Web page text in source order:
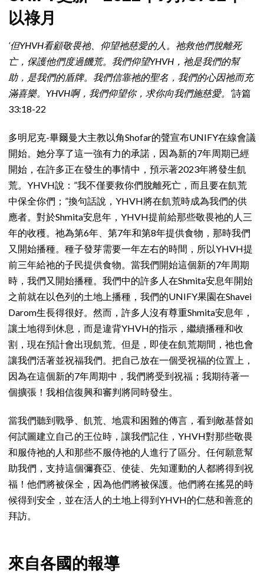
以祿月
‘但YHVH看顧敬畏祂、仰望祂慈愛的人。祂救他們脫離死
亡，保護他們度過饑荒。我們仰望YHVH，祂是我們的幫
助，是我們的盾牌。我們信靠祂的聖名，我們的心因祂而充
滿喜樂。YHVH啊，我們仰望你，求你向我們施慈愛。’詩篇
33:18-22
多明尼克-畢爾曼大主教以角Shofar的聲宣布UNIFY在線會議
開始。她分享了這一強有力的承諾，因為新的7年周期已經
開始，在許多正在發生的事情中，預示著2023年將發生飢
荒。YHVH說：”我不僅要救你們脫離死亡，而且要在飢荒
中保全你們；”換句話說，YHVH將在飢荒時成為我們的供
應者。對於Shmita安息年，YHVH提前給那些敬畏祂的人三
年的收穫。祂為第6年、第7年和第8年提供食物，那時我們
又開始播種。種子發芽需要一年左右的時間，所以YHVH提
前三年給祂的子民提供食物。當我們開始這個新的7年周期
時，我們又開始播種。我們中的許多人在Shmita安息年開始
之前就在以色列的土地上播種，我們的UNIFY果園在Shavei
Darom生長得很好。然而，許多人沒有尊重Shmita安息年，
讓土地得到休息，而是違背YHVH的指示，繼續播種和收
割，現在預計會出現飢荒。但是，即使在飢荒期間，祂也會
讓我們活著並祝福我們。把自己放在一個受祝福的位置上，
因為在這個新的7年周期中，我們將受到祝福；我期待著一
個擴張！我相信復興和審判將同時發生。
當我們聽到戰爭、飢荒、地震和困難的傳言，看到敵基督如
何試圖建立自己的王位時，讓我們記住，YHVH對那些敬畏
和服侍祂的人和那些不服侍祂的人進行了區分。任何願意幫
助我們，支持這個彌賽亞、使徒、先知運動的人都將得到祝
福！他們將被保全，因為他們將被保護。他們將在搖晃的時
候得到安全，並在活人的土地上得到YHVH的仁慈和善意的
拜訪。
來自各國的報導